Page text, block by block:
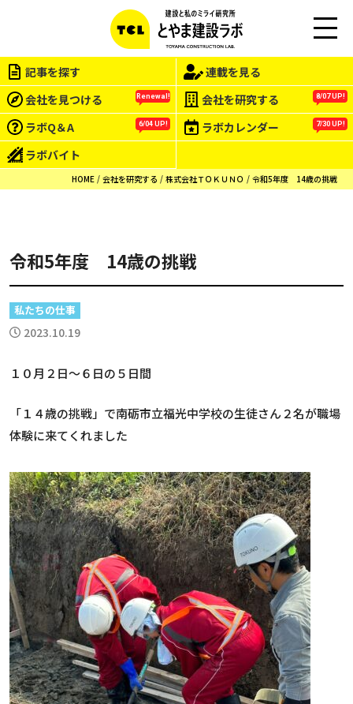
EN
記事を探す
連載を見る
会社を見つける
Renewal! 会社を研究する 8/07 UP!
ラボQ＆A 6/04 UP! ラボカレンダー 7/30 UP!
ラボバイト
HOME 会社を研究する 株式会社ＴＯＫＵＮＯ 令和5年度 14歳の挑戦
令和5年度 14歳の挑戦
私たちの仕事
2023.10.19
１０月２日～６日の５日間
「１４歳の挑戦」で南砺市立福光中学校の生徒さん２名が職場
体験に来てくれました
この会社をもっと研究する